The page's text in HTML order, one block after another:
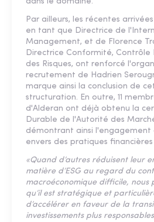
Par ailleurs, les récentes
en tant que Directrice de
Management, et de Florence
Directrice Conformité, Contrôle
des Risques, ont renforcé
recrutement de Hadrien
marque ainsi la conclusion de
structuration. En outre, 11
d'Alderan ont déjà obtenu la
Durable de l'Autorité des
démontrant ainsi l'engagement
envers des pratiques financières
«Quand d’autres réduisent leur
matière d’ESG au regard du
macroéconomique difficile, nous
qu’il est stratégique et
d’accélérer en faveur de la
investissements plus